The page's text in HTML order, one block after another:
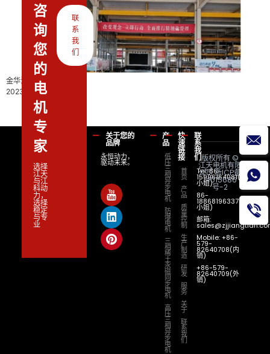
金华江科动力有限公司
2023 年质量诚信报告
咨
询
您
的
电
机
专
家
选择
江天
与江
科动
力，
选择
稳定
与专
业
联
系
我
们
关于您的
品牌
永恒动力，
驱动未来。
产
品
低
压
三
相
异
步
电
机
防
爆
电
机
三
相
稀
土
永
磁
同
步
电
机
高
压
三
相
异
步
电
机
快
速
链
接
首
页
产
品
质
量
控
制
生
产
制
造
研
发
服
务
关
于
联
系
我
们
联
系
我
们
Tel: 86-
15996164081(陈
小姐)
86-
18868196337(方
小姐)
邮箱:
Mobile: +86-
579-
82640708(内
销)
+86-579-
82640709(外
销)
版权所有 ©
江天电机有限
公司浙ICP备
14015686
号-2